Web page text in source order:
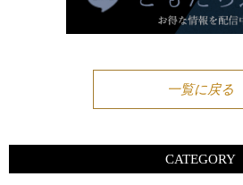
一覧に戻る
CATEGORY